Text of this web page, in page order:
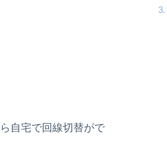
自宅で回線切替がで